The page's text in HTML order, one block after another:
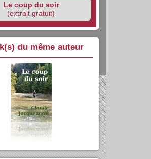
Le coup du soir
(extrait gratuit)
du même auteur